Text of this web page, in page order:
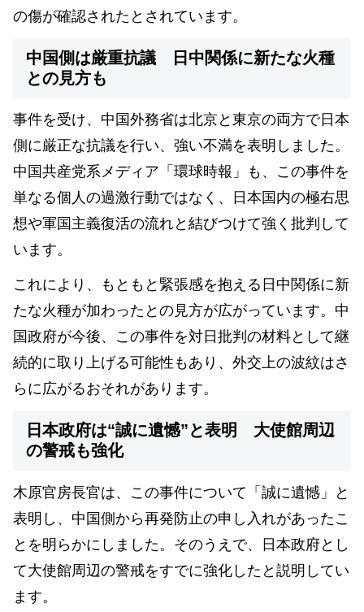
の傷が確認されたとされています。
中国側は厳重抗議 日中関係に新たな火種
との見方も
事件を受け、中国外務省は北京と東京の両方で日本
側に厳正な抗議を行い、強い不満を表明しました。
中国共産党系メディア「環球時報」も、この事件を
単なる個人の過激行動ではなく、日本国内の極右思
想や軍国主義復活の流れと結びつけて強く批判して
います。
これにより、もともと緊張感を抱える日中関係に新
たな火種が加わったとの見方が広がっています。中
国政府が今後、この事件を対日批判の材料として継
続的に取り上げる可能性もあり、外交上の波紋はさ
らに広がるおそれがあります。
日本政府は“誠に遺憾”と表明 大使館周辺
の警戒も強化
木原官房長官は、この事件について「誠に遺憾」と
表明し、中国側から再発防止の申し入れがあったこ
とを明らかにしました。そのうえで、日本政府とし
て大使館周辺の警戒をすでに強化したと説明してい
ます。